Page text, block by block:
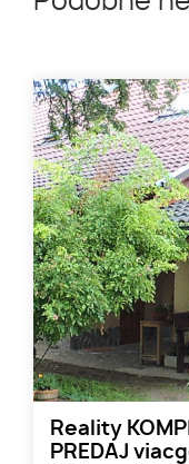
Reality
PREDAJ